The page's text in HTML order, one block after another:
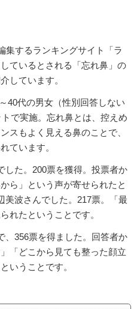
するランキングサイト「ラ
ているとされる「忘れ鼻」の
しています。
40代の男女（性別回答しない
で実施。忘れ鼻とは、控えめ
スもよく見える鼻のことで、
ています。
た。200票を獲得。投票者か
ら」という声が寄せられたと
美波さんでした。217票。「最
れたということです。
356票を得ました。回答者か
「どこから見ても整った顔立
いうことです。